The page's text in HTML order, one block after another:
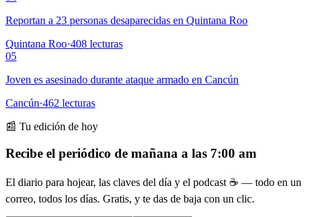
Reportan a 23 personas desaparecidas en Quintana Roo
Quintana Roo·408 lecturas
05
Joven es asesinado durante ataque armado en Cancún
Cancún·462 lecturas
📰 Tu edición de hoy
Recibe el periódico de mañana a las 7:00 am
El diario para hojear, las claves del día y el podcast ☕ — todo en un
correo, todos los días. Gratis, y te das de baja con un clic.